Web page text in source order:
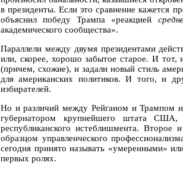
в президенты. Если это сравнение кажется
объяснил победу Трампа «реакцией
академического сообщества».
Параллели между двумя президентами
или, скорее, хорошо забытое старое. И тот,
(причем, схожие), и задали новый стиль
для американских политиков. И того, и
избирателей.
Но и различий между Рейганом и Трампом
губернатором крупнейшего штата
республиканского истеблишмента.
образцом управленческого
сегодня принято называть «умеренными»
первых ролях.